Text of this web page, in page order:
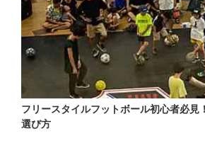
フリースタイルフットボール初心者必見
選び方